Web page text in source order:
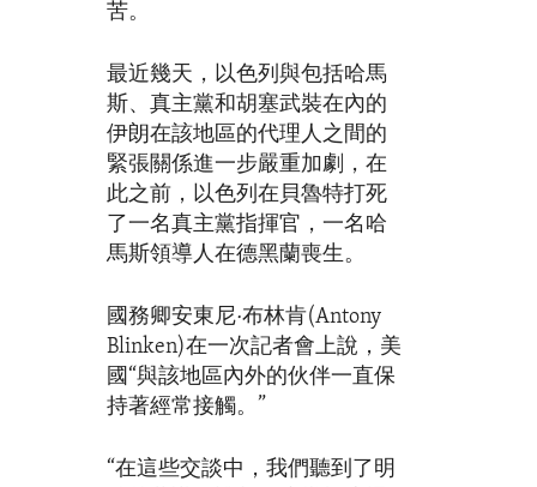
苦。
最近幾天，以色列與包括哈馬
斯、真主黨和胡塞武裝在內的
伊朗在該地區的代理人之間的
緊張關係進一步嚴重加劇，在
此之前，以色列在貝魯特打死
了一名真主黨指揮官，一名哈
馬斯領導人在德黑蘭喪生。
國務卿安東尼·布林肯(Antony
Blinken)在一次記者會上說，美
國“與該地區內外的伙伴一直保
持著經常接觸。”
“在這些交談中，我們聽到了明